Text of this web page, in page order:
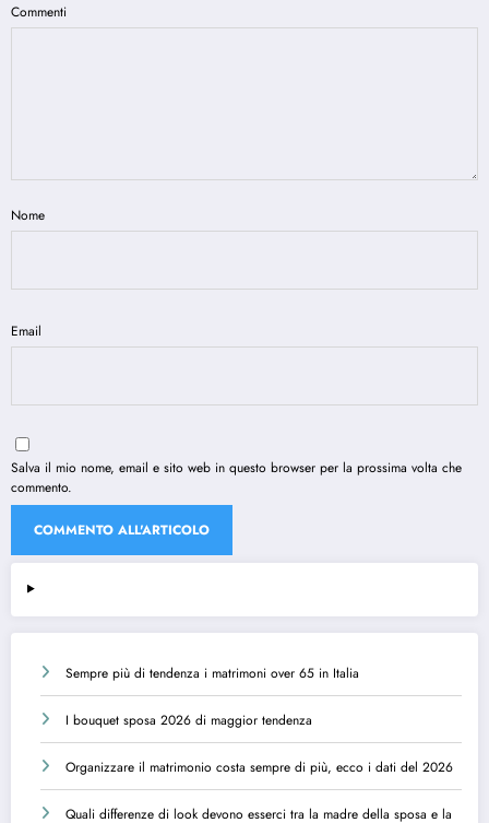
Commenti
Nome
Email
Salva il mio nome, email e sito web in questo browser per la prossima volta che
commento.
Sempre più di tendenza i matrimoni over 65 in Italia
I bouquet sposa 2026 di maggior tendenza
Organizzare il matrimonio costa sempre di più, ecco i dati del 2026
Quali differenze di look devono esserci tra la madre della sposa e la